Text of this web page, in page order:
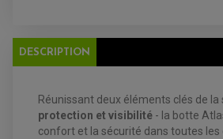
DESCRIPTION
Réunissant deux éléments clés de la
protection et visibilité - la botte
confort et la sécurité dans toutes les